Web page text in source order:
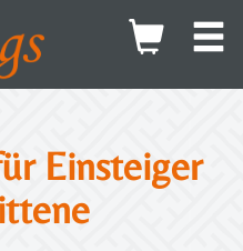
Einsteiger